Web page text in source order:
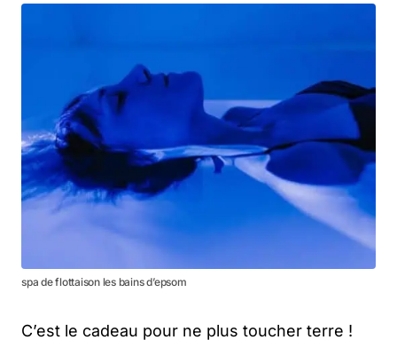
spa de flottaison les bains d’epsom
C’est le cadeau pour ne plus toucher terre !